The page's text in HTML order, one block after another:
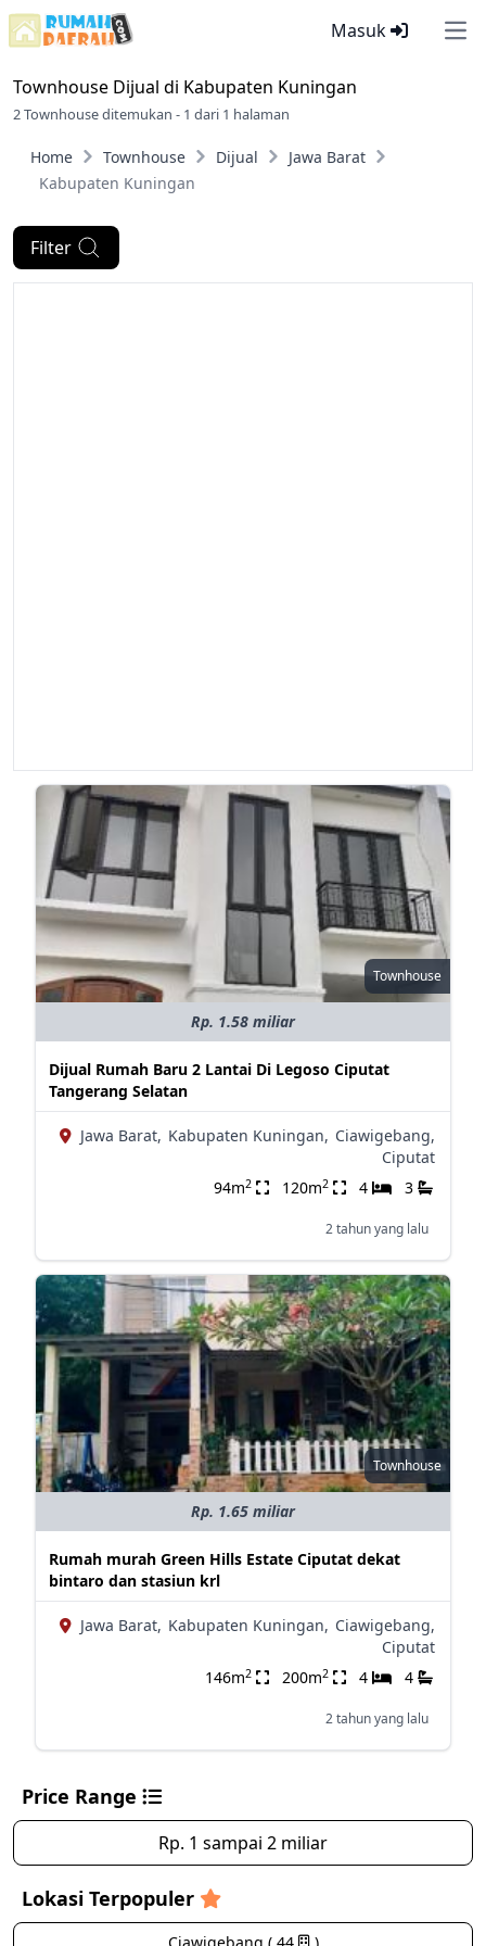
Masuk
Townhouse Dijual di Kabupaten Kuningan
2 Townhouse ditemukan - 1 dari 1 halaman
Home Townhouse Dijual
Jawa Barat
Kabupaten Kuningan
Filter
Townhouse
Rp. 1.58 miliar
Dijual Rumah Baru 2 Lantai Di Legoso Ciputat
Tangerang Selatan
Jawa Barat, Kabupaten Kuningan, Ciawigebang,
Ciputat
94m2 120m2 4 3
2 tahun yang lalu
Townhouse
Rp. 1.65 miliar
Rumah murah Green Hills Estate Ciputat dekat
bintaro dan stasiun krl
Jawa Barat, Kabupaten Kuningan, Ciawigebang,
Ciputat
146m2 200m2 4 4
2 tahun yang lalu
Price Range
Rp. 1 sampai 2 miliar
Lokasi Terpopuler